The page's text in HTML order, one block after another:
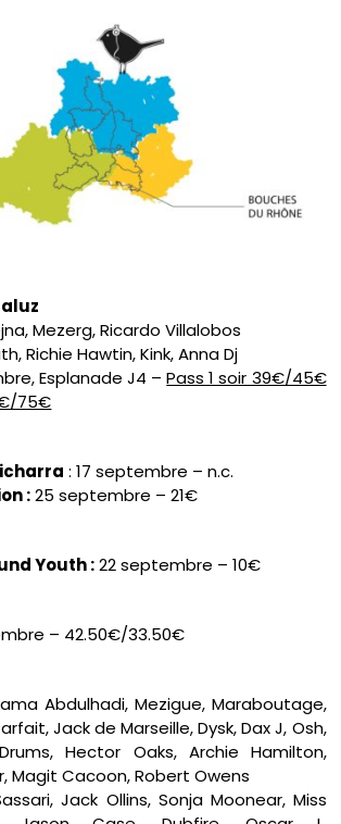
Mezerg, Ricardo Villalobos
Richie Hawtin, Kink, Anna Dj
Esplanade J4 –Pass 1 soir 39€/45€
75€
: 17 septembre – n.c.
:25 septembre – 21€
Youth :22 septembre – 10€
– 42.50€/33.50€
Abdulhadi, Mezigue, Maraboutage,
Jack de Marseille, Dysk, Dax J, Osh,
Hector Oaks, Archie Hamilton,
Magit Cacoon, Robert Owens
Jack Ollins, Sonja Moonear, Miss